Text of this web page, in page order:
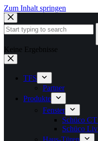
Zum Inhalt springen
Keine Ergebnisse
TFS
Partner
Produkte
Fenster
Schüco
Schüco
Haus-Türen